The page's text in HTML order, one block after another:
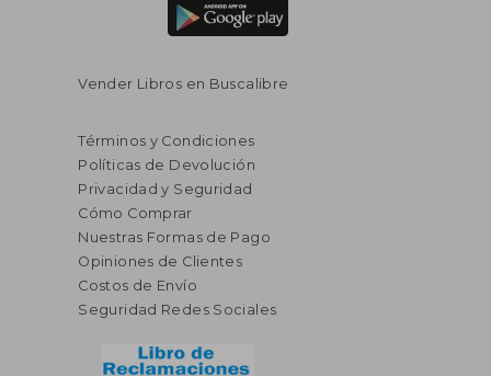
Vender Libros en Buscalibre
Términos y Condiciones
Políticas de Devolución
Privacidad y Seguridad
Cómo Comprar
Nuestras Formas de Pago
Opiniones de Clientes
Costos de Envío
Seguridad Redes Sociales